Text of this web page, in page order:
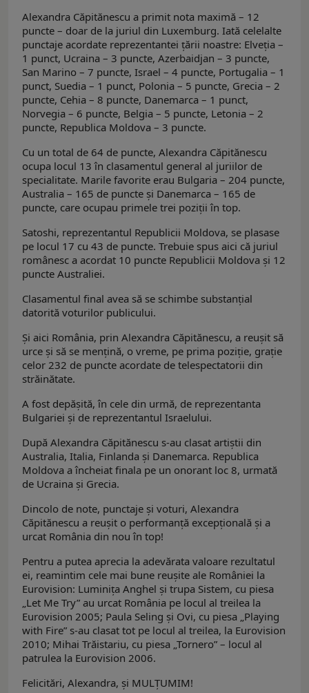
Alexandra Căpitănescu a primit nota maximă – 12
puncte – doar de la juriul din Luxemburg. Iată celelalte
punctaje acordate reprezentantei ţării noastre: Elveţia –
1 punct, Ucraina – 3 puncte, Azerbaidjan – 3 puncte,
San Marino – 7 puncte, Israel – 4 puncte, Portugalia – 1
punct, Suedia – 1 punct, Polonia – 5 puncte, Grecia – 2
puncte, Cehia – 8 puncte, Danemarca – 1 punct,
Norvegia – 6 puncte, Belgia – 5 puncte, Letonia – 2
puncte, Republica Moldova – 3 puncte.
Cu un total de 64 de puncte, Alexandra Căpitănescu
ocupa locul 13 în clasamentul general al juriilor de
specialitate. Marile favorite erau Bulgaria – 204 puncte,
Australia – 165 de puncte şi Danemarca – 165 de
puncte, care ocupau primele trei poziţii în top.
Satoshi, reprezentantul Republicii Moldova, se plasase
pe locul 17 cu 43 de puncte. Trebuie spus aici că juriul
românesc a acordat 10 puncte Republicii Moldova şi 12
puncte Australiei.
Clasamentul final avea să se schimbe substanţial
datorită voturilor publicului.
Şi aici România, prin Alexandra Căpitănescu, a reuşit să
urce şi să se menţină, o vreme, pe prima poziţie, graţie
celor 232 de puncte acordate de telespectatorii din
străinătate.
A fost depăşită, în cele din urmă, de reprezentanta
Bulgariei şi de reprezentantul Israelului.
După Alexandra Căpitănescu s-au clasat artiştii din
Australia, Italia, Finlanda şi Danemarca. Republica
Moldova a încheiat finala pe un onorant loc 8, urmată
de Ucraina şi Grecia.
Dincolo de note, punctaje şi voturi, Alexandra
Căpitănescu a reuşit o performanţă excepţională şi a
urcat România din nou în top!
Pentru a putea aprecia la adevărata valoare rezultatul
ei, reamintim cele mai bune reuşite ale României la
Eurovision: Luminița Anghel și trupa Sistem, cu piesa
„Let Me Try” au urcat România pe locul al treilea la
Eurovision 2005; Paula Seling și Ovi, cu piesa „Playing
with Fire” s-au clasat tot pe locul al treilea, la Eurovision
2010; Mihai Trăistariu, cu piesa „Tornero” – locul al
patrulea la Eurovision 2006.
Felicitări, Alexandra, şi MULŢUMIM!